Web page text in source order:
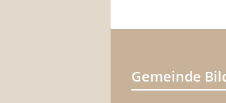
Gemeinde